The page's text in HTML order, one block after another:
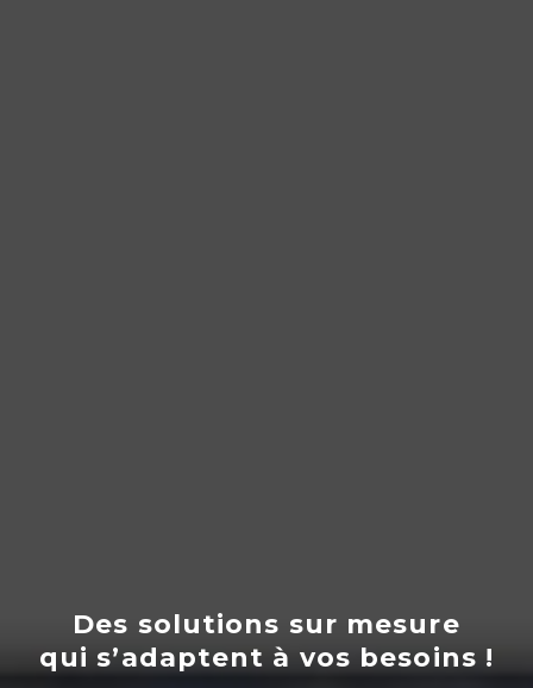
Des solutions sur mesure
qui s’adaptent à vos besoins !